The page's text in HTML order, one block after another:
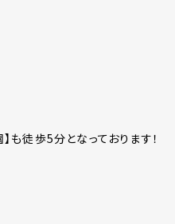
も徒歩5分となっております！